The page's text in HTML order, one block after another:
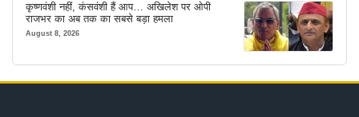
कृष्णवंशी नहीं, कंसवंशी हैं आप… अखिलेश पर ओपी
राजभर का अब तक का सबसे बड़ा हमला
August 8, 2026